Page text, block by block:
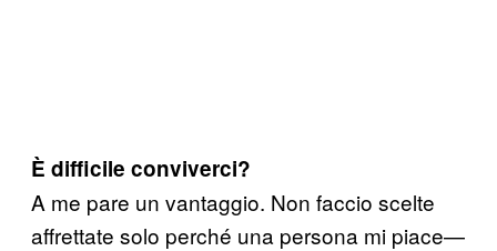
È difficile conviverci?
A me pare un vantaggio. Non faccio scelte
affrettate solo perché una persona mi piace—